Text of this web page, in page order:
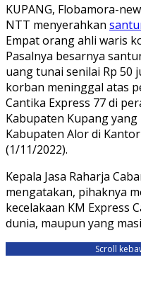
KUPANG, Flobamora-
NTT menyerahkan
Empat orang ahli waris
Pasalnya besarnya
uang tunai senilai Rp 50
korban meninggal atas
Cantika Express 77 di
Kabupaten Kupang
Kabupaten Alor di Kantor
(1/11/2022).
Kepala Jasa Raharja
mengatakan, pihaknya
kecelakaan KM Express
dunia, maupun yang
Scroll